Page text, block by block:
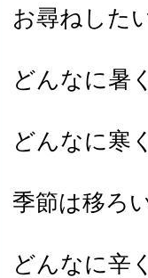
お尋ねした
どんなに暑
どんなに寒
季節は移ろ
どんなに辛